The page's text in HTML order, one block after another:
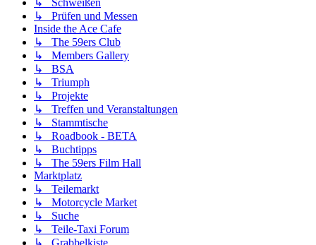
↳ Schweißen
↳ Prüfen und Messen
Inside the Ace Cafe
↳ The 59ers Club
↳ Members Gallery
↳ BSA
↳ Triumph
↳ Projekte
↳ Treffen und Veranstaltungen
↳ Stammtische
↳ Roadbook - BETA
↳ Buchtipps
↳ The 59ers Film Hall
Marktplatz
↳ Teilemarkt
↳ Motorcycle Market
↳ Suche
↳ Teile-Taxi Forum